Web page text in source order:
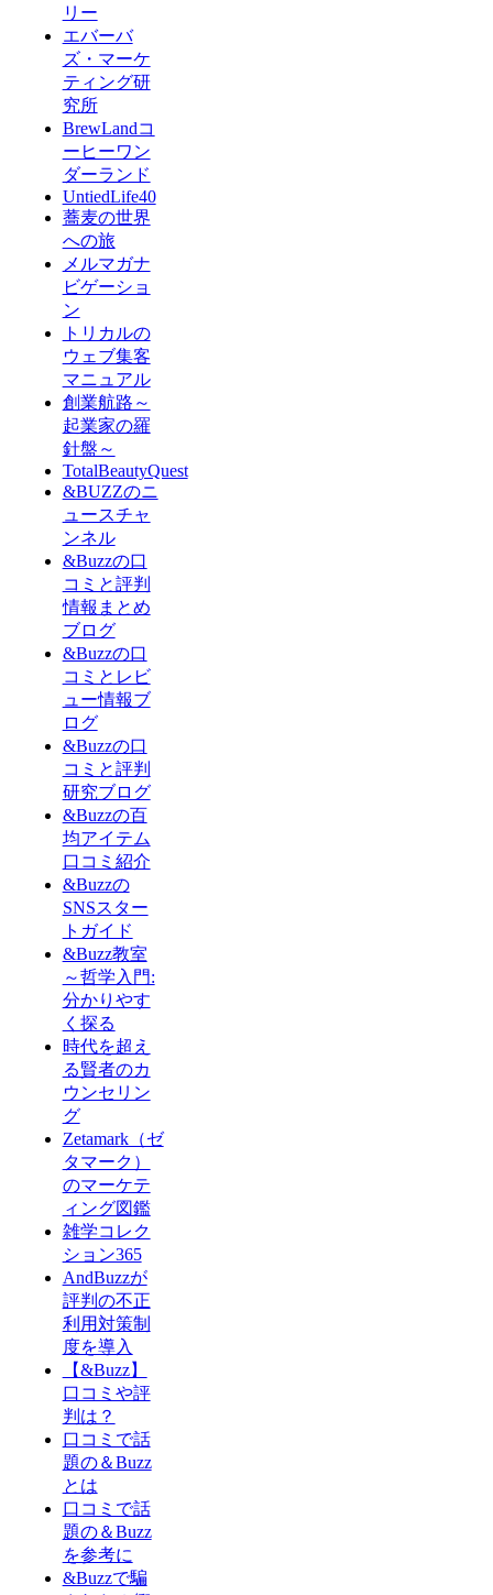
リー
エバーバ
ズ・マーケ
ティング研
究所
BrewLandコ
ーヒーワン
ダーランド
UntiedLife40
蕎麦の世界
への旅
メルマガナ
ビゲーショ
ン
トリカルの
ウェブ集客
マニュアル
創業航路～
起業家の羅
針盤～
TotalBeautyQuest
&BUZZのニ
ュースチャ
ンネル
&Buzzの口
コミと評判
情報まとめ
ブログ
&Buzzの口
コミとレビ
ュー情報ブ
ログ
&Buzzの口
コミと評判
研究ブログ
&Buzzの百
均アイテム
口コミ紹介
&Buzzの
SNSスター
トガイド
&Buzz教室
～哲学入門:
分かりやす
く探る
時代を超え
る賢者のカ
ウンセリン
グ
Zetamark（ゼ
タマーク）
のマーケテ
ィング図鑑
雑学コレク
ション365
AndBuzzが
評判の不正
利用対策制
度を導入
【&Buzz】
口コミや評
判は？
口コミで話
題の＆Buzz
とは
口コミで話
題の＆Buzz
を参考に
&Buzzで騙